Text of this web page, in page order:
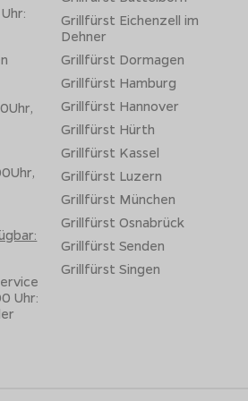
zuverlässig und sicher bestimmt
(5 kg, 8 kg, 11 kg) in die
Uhr:
Grillfürst Eichenzell im
Dehner
Grillfürst Dormagen
Grillfürst Hamburg
Grillfürst Hannover
Grillfürst Hürth
Grillfürst Kassel
Grillfürst Luzern
Grillfürst München
Grillfürst Osnabrück
Grillfürst Senden
Grillfürst Singen